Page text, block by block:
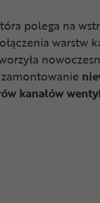
polega na
warstw
kanałów